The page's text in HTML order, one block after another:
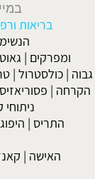
בריאות
ומפרקים | גאוט
גבוה |כולסטרול |
הקרחה | פסוריאזיס
ניתוחי
התריס |
האישה |